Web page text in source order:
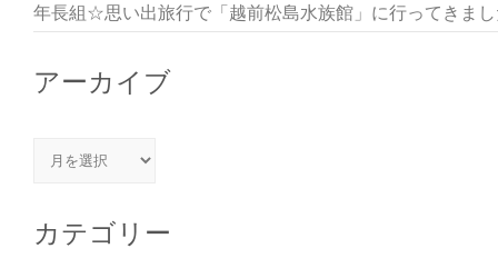
年長組☆思い出旅行で「越前松島水族館」に行ってきま
アーカイブ
アーカイブ
カテゴリー